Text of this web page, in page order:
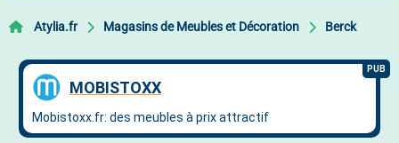
Atylia.fr Magasins de Meubles et Décoration Berck